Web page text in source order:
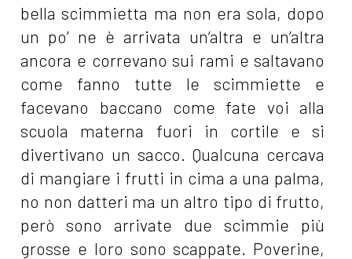
bella scimmietta ma non era sola, dopo
un po’ ne è arrivata un’altra e un’altra
ancora e correvano sui rami e saltavano
come fanno tutte le scimmiette e
facevano baccano come fate voi alla
scuola materna fuori in cortile e si
divertivano un sacco. Qualcuna cercava
di mangiare i frutti in cima a una palma,
no non datteri ma un altro tipo di frutto,
però sono arrivate due scimmie più
grosse e loro sono scappate. Poverine,